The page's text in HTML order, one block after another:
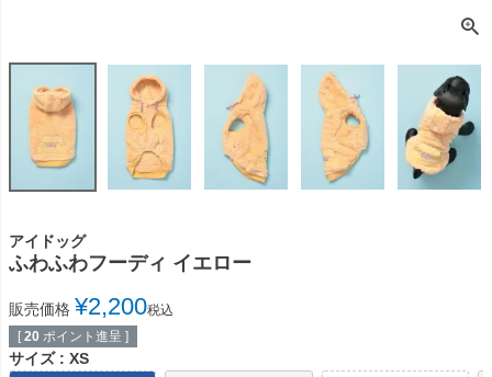
アイドッグ
ふわふわフーディ イエロー
販売価格 ¥2,200税込
[ 20 ポイント進呈 ]
サイズ
XS